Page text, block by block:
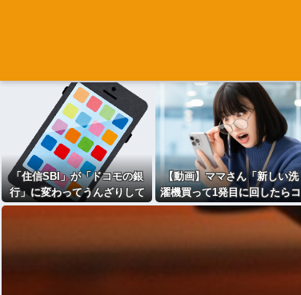
「住信SBI」が「ドコモの銀
行」に変わってうんざりして
るやつw w w
【動画】ママさん「新しい洗
濯機買って1発目に回したらコ
レw」⇒ｗｗｗ